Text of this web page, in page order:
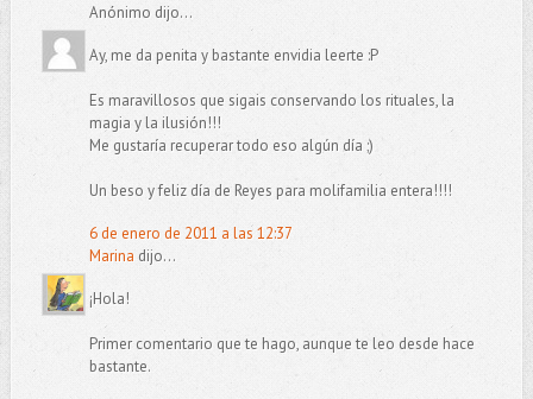
Anónimo dijo...
Ay, me da penita y bastante envidia leerte :P
Es maravillosos que sigais conservando los rituales, la
magia y la ilusión!!!
Me gustaría recuperar todo eso algún día ;)
Un beso y feliz día de Reyes para molifamilia entera!!!!
6 de enero de 2011 a las 12:37
Marina dijo...
¡Hola!
Primer comentario que te hago, aunque te leo desde hace
bastante.